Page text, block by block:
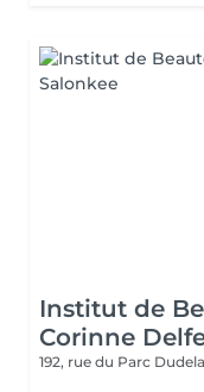
Institut de
Corinne
192, rue du Parc